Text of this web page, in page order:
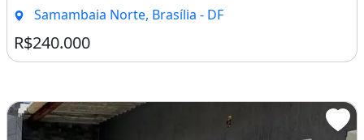
Samambaia Norte, Brasília - DF
R$240.000